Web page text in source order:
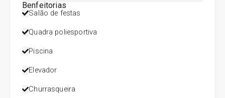
Benfeitorias
Salão de festas
Quadra poliesportiva
Piscina
Elevador
Churrasqueira